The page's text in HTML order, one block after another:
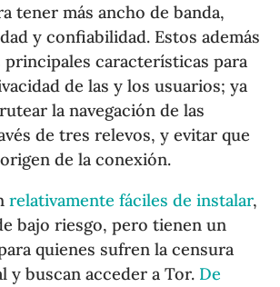
tener más ancho de banda,
y confiabilidad. Estos además
principales características para
de las y los usuarios; ya
la navegación de las
de tres relevos, y evitar que
de la conexión.
relativamente fáciles de instalar,
bajo riesgo, pero tienen un
quienes sufren la censura
y buscan acceder a Tor. De